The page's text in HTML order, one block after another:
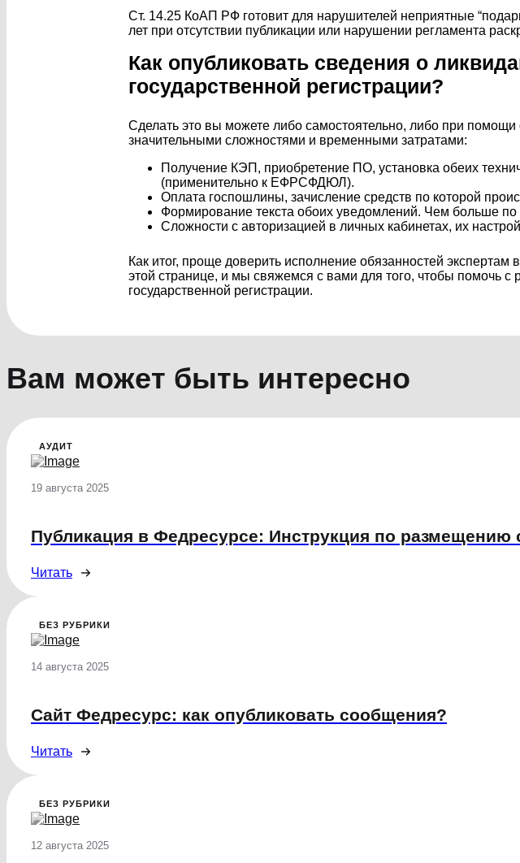
Ст. 14.25 КоАП РФ готовит для нарушителей неприятные
лет при отсутствии публикации или нарушении регламента
Как опубликовать сведения о
государственной регистрации?
Сделать это вы можете либо самостоятельно, либо при
значительными сложностями и временными затратами:
Получение КЭП, приобретение ПО, установка обеих
(применительно к ЕФРСФДЮЛ).
Оплата госпошлины, зачисление средств по которой
Формирование текста обоих уведомлений. Чем больше
Сложности с авторизацией в личных кабинетах, их
Как итог, проще доверить исполнение обязанностей
этой странице, и мы свяжемся с вами для того, чтобы помочь
государственной регистрации.
Вам может быть интересно
АУДИТ
19 августа 2025
Публикация в Федресурсе: Инструкция по размещению
Читать
БЕЗ РУБРИКИ
14 августа 2025
Сайт Федресурс: как опубликовать сообщения?
Читать
БЕЗ РУБРИКИ
12 августа 2025